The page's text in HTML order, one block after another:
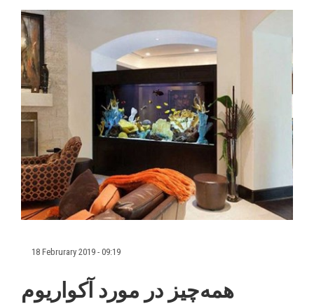
18 Februrary 2019 - 09:19
همه‌چیز در مورد آکواریوم